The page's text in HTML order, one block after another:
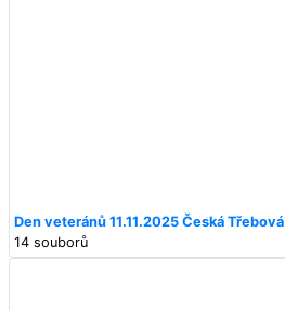
Den veteránů 11.11.2025 Česká Třebová
14 souborů